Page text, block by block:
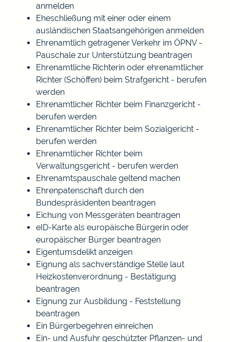
anmelden
Eheschließung mit einer oder einem
ausländischen Staatsangehörigen anmelden
Ehrenamtlich getragener Verkehr im ÖPNV -
Pauschale zur Unterstützung beantragen
Ehrenamtliche Richterin oder ehrenamtlicher
Richter (Schöffen) beim Strafgericht - berufen
werden
Ehrenamtlicher Richter beim Finanzgericht -
berufen werden
Ehrenamtlicher Richter beim Sozialgericht -
berufen werden
Ehrenamtlicher Richter beim
Verwaltungsgericht - berufen werden
Ehrenamtspauschale geltend machen
Ehrenpatenschaft durch den
Bundespräsidenten beantragen
Eichung von Messgeräten beantragen
eID-Karte als europäische Bürgerin oder
europäischer Bürger beantragen
Eigentumsdelikt anzeigen
Eignung als sachverständige Stelle laut
Heizkostenverordnung - Bestätigung
beantragen
Eignung zur Ausbildung - Feststellung
beantragen
Ein Bürgerbegehren einreichen
Ein- und Ausfuhr geschützter Pflanzen- und